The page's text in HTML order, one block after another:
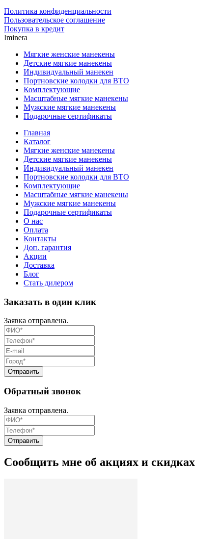
Политика конфиденциальности
Пользовательское соглашение
Покупка в кредит
Iminera
Мягкие женские манекены
Детские мягкие манекены
Индивидуальный манекен
Портновские колодки для ВТО
Комплектующие
Масштабные мягкие манекены
Мужские мягкие манекены
Подарочные сертификаты
Главная
Каталог
Мягкие женские манекены
Детские мягкие манекены
Индивидуальный манекен
Портновские колодки для ВТО
Комплектующие
Масштабные мягкие манекены
Мужские мягкие манекены
Подарочные сертификаты
О нас
Оплата
Контакты
Доп. гарантия
Акции
Доставка
Блог
Стать дилером
Заказать в один клик
Заявка отправлена.
Обратный звонок
Заявка отправлена.
Сообщить мне об акциях и скидках